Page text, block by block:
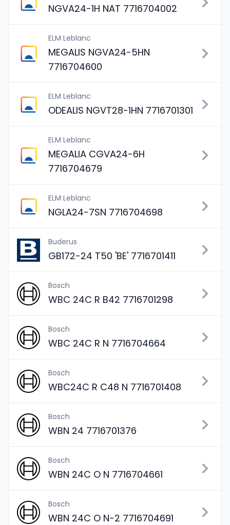
NGVA24-1H NAT 7716704002
ELM Leblanc
MEGALIS NGVA24-5HN
7716704600
ELM Leblanc
ODEALIS NGVT28-1HN 7716701301
ELM Leblanc
MEGALIA CGVA24-6H
7716704679
ELM Leblanc
NGLA24-7SN 7716704698
Buderus
GB172-24 T50 'BE' 7716701411
Bosch
WBC 24C R B42 7716701298
Bosch
WBC 24C R N 7716704664
Bosch
WBC24C R C48 N 7716701408
Bosch
WBN 24 7716701376
Bosch
WBN 24C O N 7716704661
Bosch
WBN 24C O N-2 7716704691